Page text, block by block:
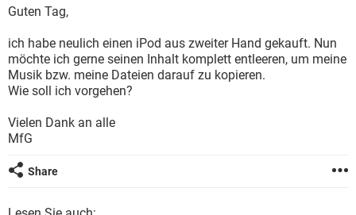
WHATSAPP
WINDOWS 10
WHATSAPP TIKTOK
FACEBOOK HARDWARE
SPIELE
WINDOWS 10 INSTAGRAM
WHATSAPP
Guten Tag,
ich habe neulich einen iPod aus zweiter Hand gekauft. Nun
möchte ich gerne seinen Inhalt komplett entleeren, um meine
Musik bzw. meine Dateien darauf zu kopieren.
Wie soll ich vorgehen?
Vielen Dank an alle
MfG
Share